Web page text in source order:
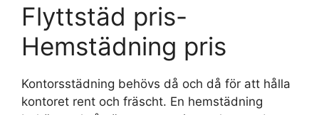
Flyttstäd pris-
Hemstädning pris
Kontorsstädning behövs då och då för att hålla
kontoret rent och fräscht. En hemstädning